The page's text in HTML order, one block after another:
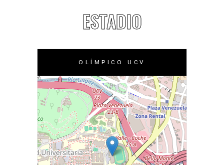
ESTADIO
OLÍMPICO UCV